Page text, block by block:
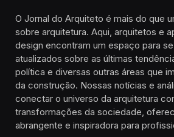
O Jornal do Arquiteto é mais do que
sobre arquitetura. Aqui, arquitetos e
design encontram um espaço para
atualizados sobre as últimas
política e diversas outras áreas que
da construção. Nossas notícias e
conectar o universo da arquitetura
transformações da sociedade,
abrangente e inspiradora para